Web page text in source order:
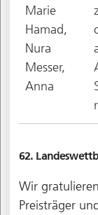
Marie
Hamad,
Nura
Messer,
Anna
62.
Wir
Preisträger